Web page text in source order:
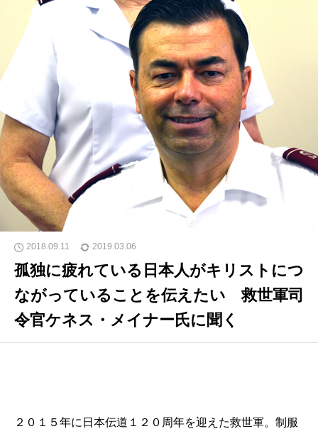
ケネス・メイナー日本司令官とシェリル夫人
2018.09.11 2019.03.06
孤独に疲れている日本人がキリストにつ
ながっていることを伝えたい 救世軍司
令官ケネス・メイナー氏に聞く
２０１５年に日本伝道１２０周年を迎えた救世軍。制服